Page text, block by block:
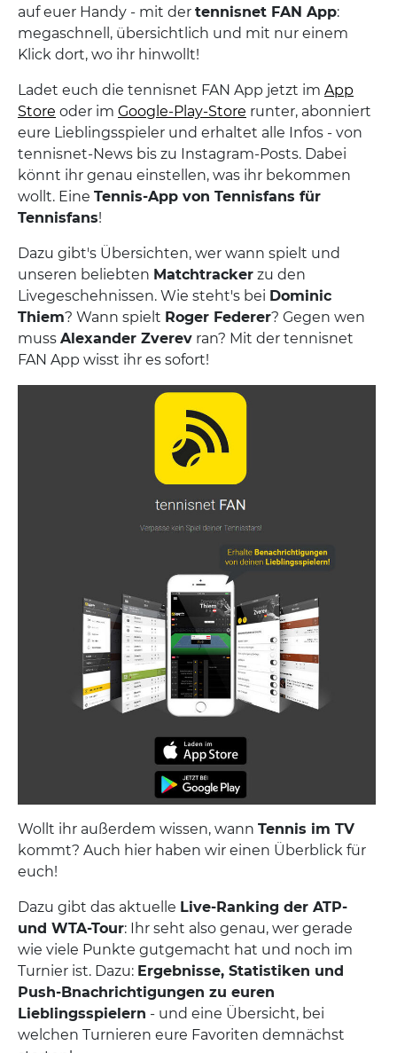
auf euer Handy - mit der tennisnet FAN App:
megaschnell, übersichtlich und mit nur einem
Klick dort, wo ihr hinwollt!
Ladet euch die tennisnet FAN App jetzt im App
Store oder im Google-Play-Store runter, abonniert
eure Lieblingsspieler und erhaltet alle Infos - von
tennisnet-News bis zu Instagram-Posts. Dabei
könnt ihr genau einstellen, was ihr bekommen
wollt. Eine Tennis-App von Tennisfans für
Tennisfans!
Dazu gibt's Übersichten, wer wann spielt und
unseren beliebten Matchtracker zu den
Livegeschehnissen. Wie steht's bei Dominic
Thiem? Wann spielt Roger Federer? Gegen wen
muss Alexander Zverev ran? Mit der tennisnet
FAN App wisst ihr es sofort!
Wollt ihr außerdem wissen, wann Tennis im TV
kommt? Auch hier haben wir einen Überblick für
euch!
Dazu gibt das aktuelle Live-Ranking der ATP-
und WTA-Tour: Ihr seht also genau, wer gerade
wie viele Punkte gutgemacht hat und noch im
Turnier ist. Dazu: Ergebnisse, Statistiken und
Push-Bnachrichtigungen zu euren
Lieblingsspielern - und eine Übersicht, bei
welchen Turnieren eure Favoriten demnächst